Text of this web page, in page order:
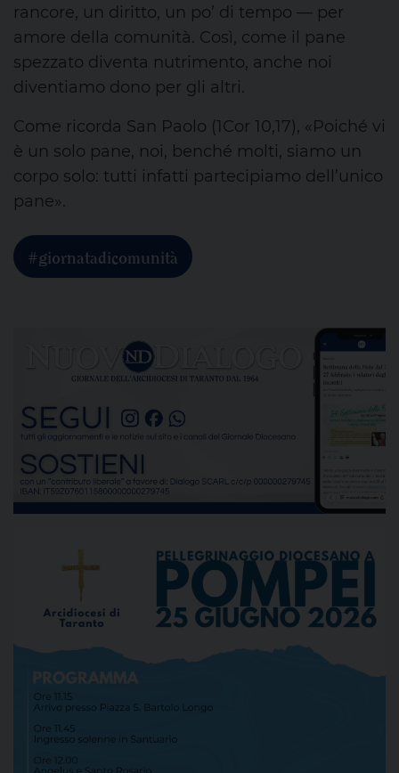
rancore, un diritto, un po’ di tempo — per
amore della comunità. Così, come il pane
spezzato diventa nutrimento, anche noi
diventiamo dono per gli altri.
Come ricorda San Paolo (1Cor 10,17), «Poiché vi
è un solo pane, noi, benché molti, siamo un
corpo solo: tutti infatti partecipiamo dell’unico
pane».
#giornatadicomunità